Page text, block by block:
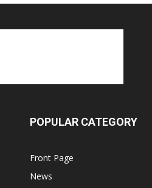
POPULAR CATEGORY
Front Page
News